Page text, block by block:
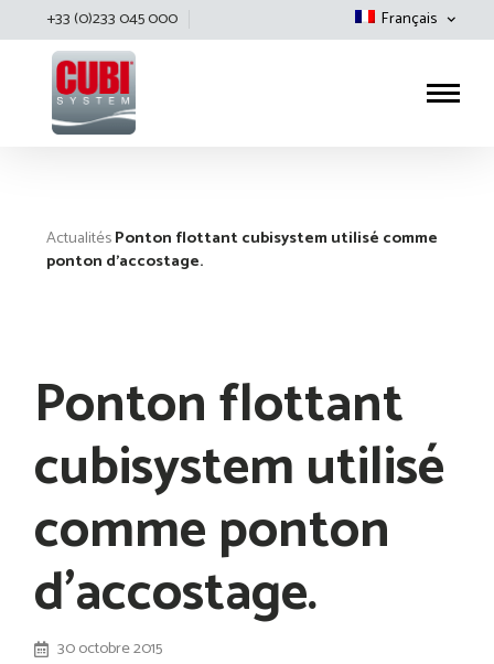
+33 (0)233 045 000 Français
ActualitésPonton flottant cubisystem utilisé comme
ponton d’accostage.
Ponton flottant
cubisystem utilisé
comme ponton
d’accostage.
30 octobre 2015